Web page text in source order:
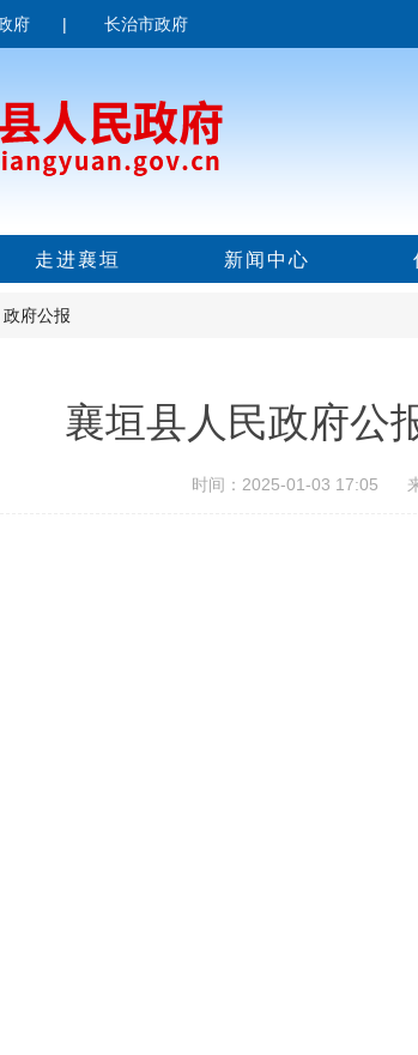
府 | 长治市政府
走进襄垣 新闻中心
政府公报
襄垣县人民政府公
时间：2025-01-03 17:05 来